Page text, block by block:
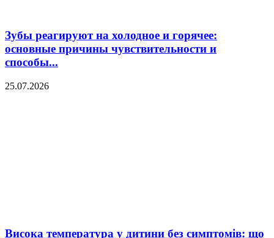
Зубы реагируют на холодное и горячее:
основные причины чувствительности и
способы...
25.07.2026
Висока температура у дитини без симптомів: що